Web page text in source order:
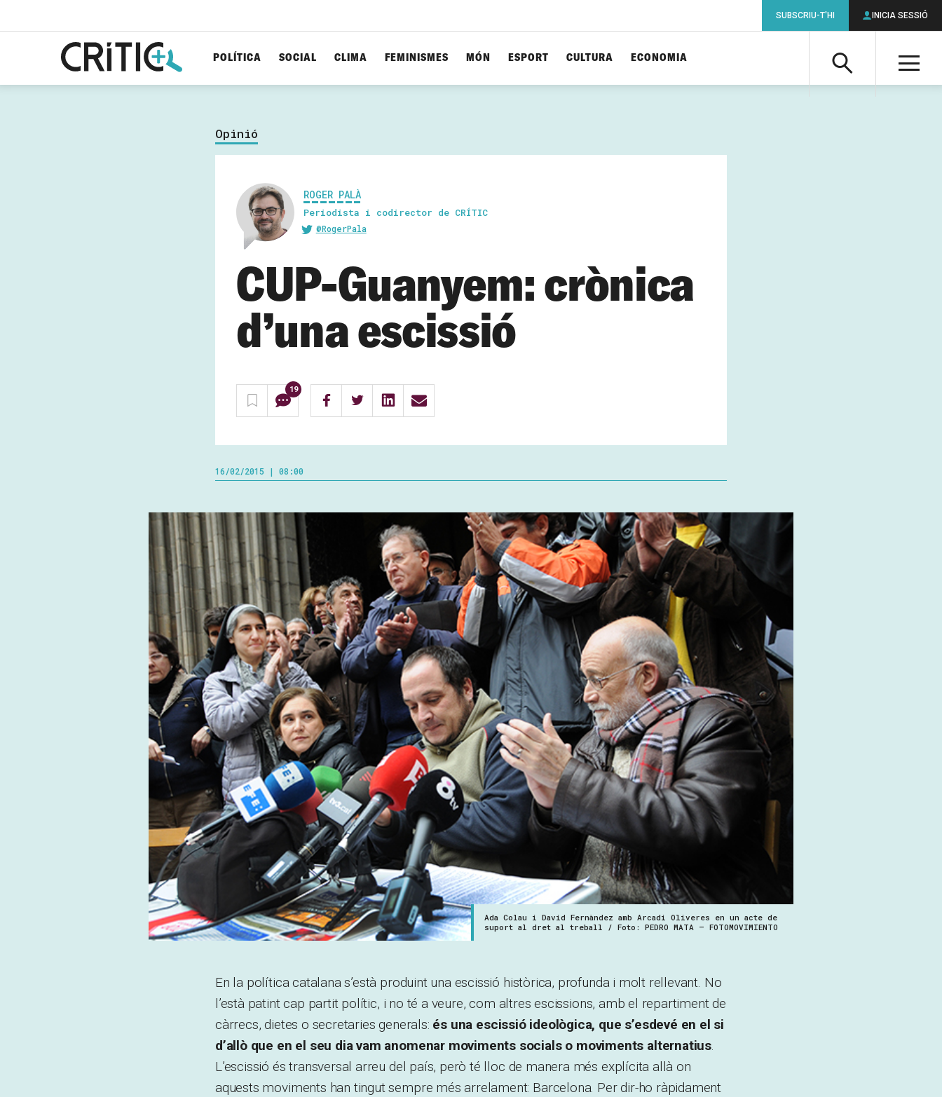
Cerca
POLÍTICA SOCIAL CLIMA FEMINISMES MÓN ESPORT CULTURA ECONOMIA
SUBSCRIU-T'HI INICIA SESSIÓ
Opinió
ROGER PALÀ
Periodista i codirector de CRÍTIC
@RogerPala
CUP-Guanyem: crònica
d’una escissió
19
16/02/2015 | 08:00
Ada Colau i David Fernàndez amb Arcadi Oliveres en un acte de
suport al dret al treball / Foto: PEDRO MATA – FOTOMOVIMIENTO
En la política catalana s’està produint una escissió històrica, profunda i molt rellevant. No
l’està patint cap partit polític, i no té a veure, com altres escissions, amb el repartiment de
càrrecs, dietes o secretaries generals: és una escissió ideològica, que s’esdevé en el si
d’allò que en el seu dia vam anomenar moviments socials o moviments alternatius.
L’escissió és transversal arreu del país, però té lloc de manera més explícita allà on
aquests moviments han tingut sempre més arrelament: Barcelona. Per dir-ho ràpidament